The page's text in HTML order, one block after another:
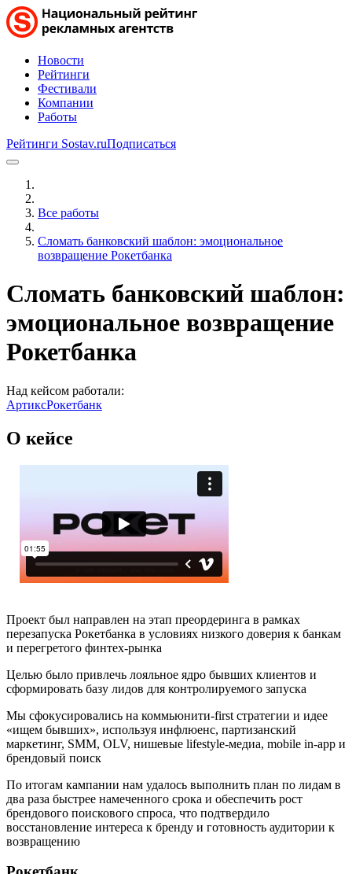
Новости
Рейтинги
Фестивали
Компании
Работы
Рейтинги Sostav.ruПодписаться
Все работы
Сломать банковский шаблон: эмоциональное
возвращение Рокетбанка
Сломать банковский шаблон:
эмоциональное возвращение
Рокетбанка
Над кейсом работали:
АртиксРокетбанк
О кейсе
Проект был направлен на этап преордеринга в рамках
перезапуска Рокетбанка в условиях низкого доверия к банкам
и перегретого финтех-рынка
Целью было привлечь лояльное ядро бывших клиентов и
сформировать базу лидов для контролируемого запуска
Мы сфокусировались на коммьюнити-first стратегии и идее
«ищем бывших», используя инфлюенс, партизанский
маркетинг, SMM, OLV, нишевые lifestyle-медиа, mobile in-app и
брендовый поиск
По итогам кампании нам удалось выполнить план по лидам в
два раза быстрее намеченного срока и обеспечить рост
брендового поискового спроса, что подтвердило
восстановление интереса к бренду и готовность аудитории к
возвращению